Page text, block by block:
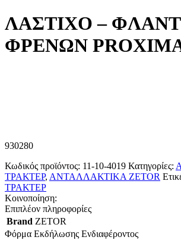
ΛΑΣΤΙΧΟ –
ΦΡΕΝΩΝ
930280
Κωδικός προϊόντος: 11-10-4019 Κατηγορίες:
ΤΡΑΚΤΕΡ, ΑΝΤΑΛΛΑΚΤΙΚΑ ZETOR
ΤΡΑΚΤΕΡ
Κοινοποίηση:
Επιπλέον πληροφορίες
Brand ZETOR
Φόρμα Εκδήλωσης Ενδιαφέροντος